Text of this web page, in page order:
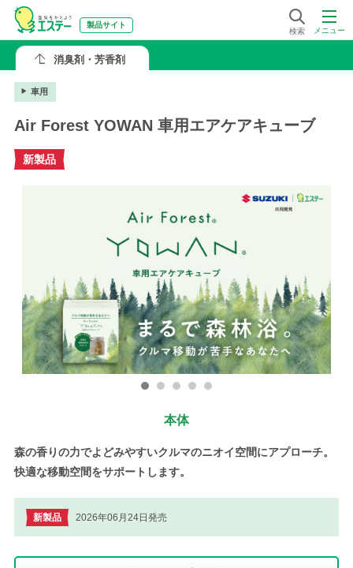
メニュー
検索
製品サイト
消臭剤・芳香剤
車用
Air Forest YOWAN 車用エアケアキューブ
新製品
本体
森の香りの力でよどみやすいクルマのニオイ空間にアプローチ。
快適な移動空間をサポートします。
新製品 2026年06月24日発売